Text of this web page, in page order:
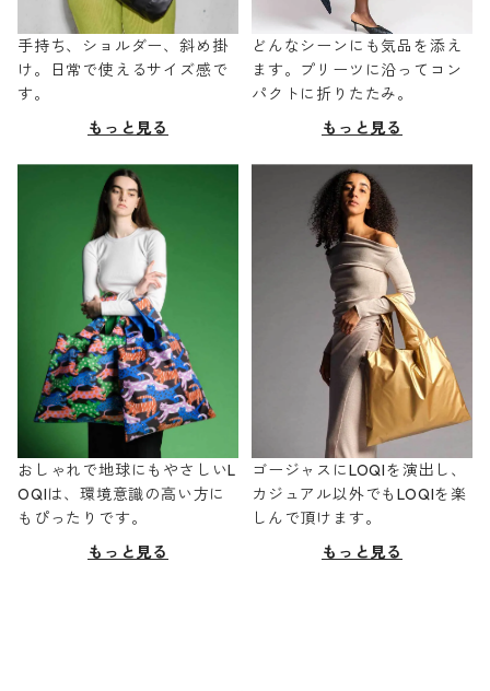
手持ち、ショルダー、斜め掛
け。日常で使えるサイズ感で
す。
もっと見る
どんなシーンにも気品を添え
ます。プリーツに沿ってコン
パクトに折りたたみ。
もっと見る
おしゃれで地球にもやさしいL
OQIは、環境意識の高い方に
もぴったりです。
もっと見る
ゴージャスにLOQIを演出し、
カジュアル以外でもLOQIを楽
しんで頂けます。
もっと見る